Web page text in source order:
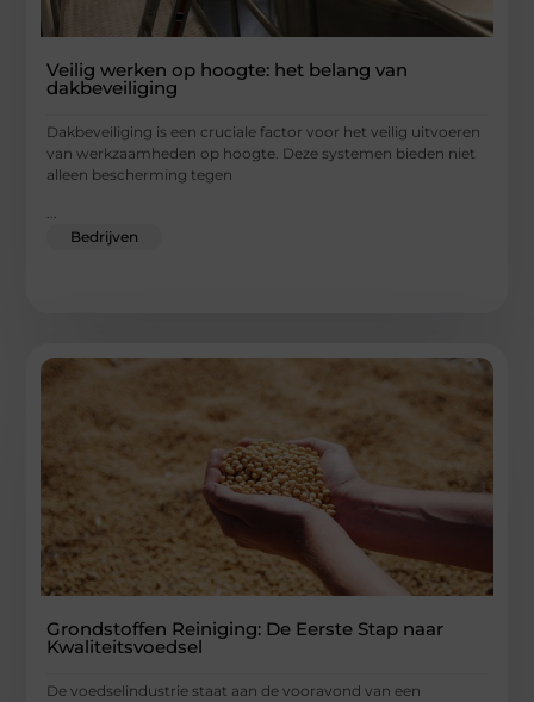
Veilig werken op hoogte: het belang van
dakbeveiliging
Dakbeveiliging is een cruciale factor voor het veilig uitvoeren
van werkzaamheden op hoogte. Deze systemen bieden niet
alleen bescherming tegen
...
Bedrijven
Grondstoffen Reiniging: De Eerste Stap naar
Kwaliteitsvoedsel
De voedselindustrie staat aan de vooravond van een